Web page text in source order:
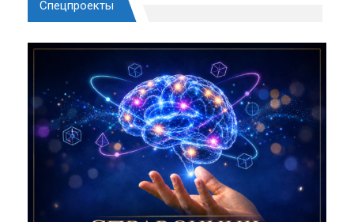
Спецпроекты